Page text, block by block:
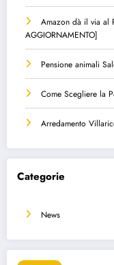
Amazon dà il via al
AGGIORNAMENTO]
Pensione animali
Come Scegliere la
Arredamento
Categorie
News